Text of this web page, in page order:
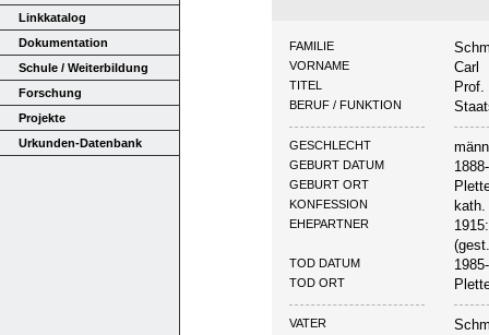
Linkkatalog
Dokumentation
Schule / Weiterbildung
Forschung
Projekte
Urkunden-Datenbank
FAMILIE
VORNAME Carl
TITEL Prof.
BERUF / FUNKTION
GESCHLECHT
GEBURT DATUM
GEBURT ORT
KONFESSION kath.
EHEPARTNER
TOD DATUM
TOD ORT
VATER